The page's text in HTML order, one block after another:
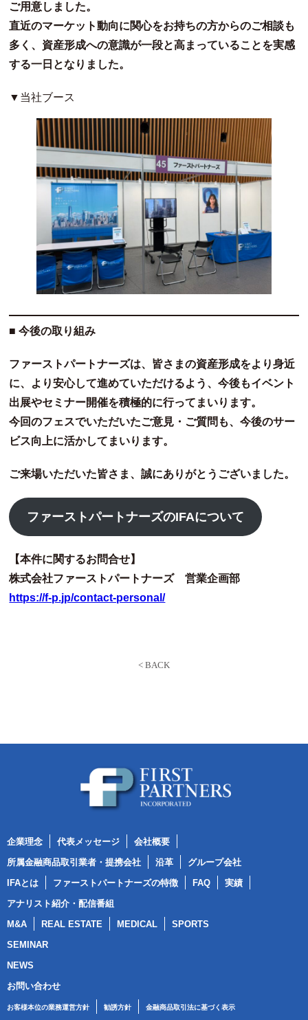
ご用意しました。
直近のマーケット動向に関心をお持ちの方からのご相談も
多く、資産形成への意識が一段と高まっていることを実感
する一日となりました。
▼当社ブース
■ 今後の取り組み
ファーストパートナーズは、皆さまの資産形成をより身近
に、より安心して進めていただけるよう、今後もイベント
出展やセミナー開催を積極的に行ってまいります。
今回のフェスでいただいたご意見・ご質問も、今後のサー
ビス向上に活かしてまいります。
ご来場いただいた皆さま、誠にありがとうございました。
ファーストパートナーズのIFAについて
【本件に関するお問合せ】
株式会社ファーストパートナーズ 営業企画部
https://f-p.jp/contact-personal/
企業理念 代表メッセージ
会社概要
所属金融商品取引業者・提携会社
沿革
グループ会社
IFAとは
ファーストパートナーズの特徴 FAQ
実績
アナリスト紹介・配信番組
M&A
REAL ESTATE MEDICAL
SPORTS
SEMINAR
NEWS
お問い合わせ
お客様本位の業務運営方針 勧誘方針 金融商品取引法に基づく表示